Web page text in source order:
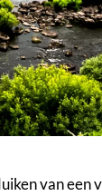
van